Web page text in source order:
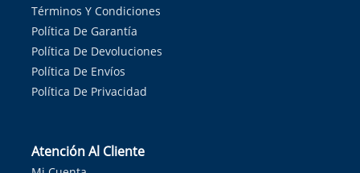
Términos Y Condiciones
Política De Garantía
Política De Devoluciones
Política De Envíos
Política De Privacidad
Atención Al Cliente